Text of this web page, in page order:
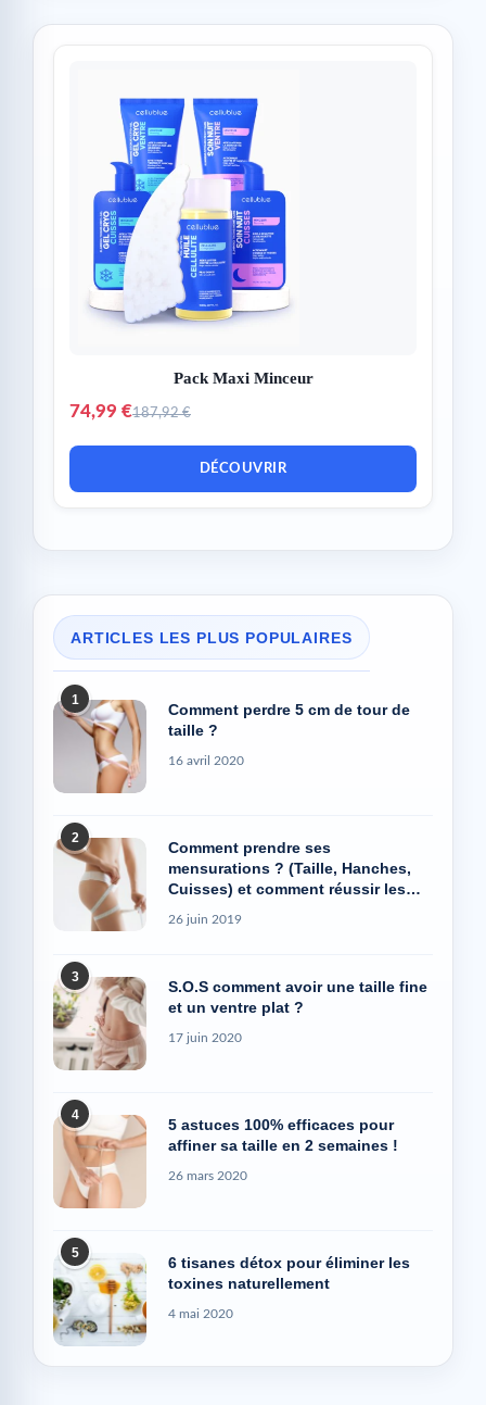
Pack Maxi Minceur
74,99 €187,92 €
DÉCOUVRIR
ARTICLES LES PLUS POPULAIRES
1
Comment perdre 5 cm de tour de
taille ?
16 avril 2020
2
Comment prendre ses
mensurations ? (Taille, Hanches,
Cuisses) et comment réussir les
26 juin 2019
3
S.O.S comment avoir une taille fine
et un ventre plat ?
17 juin 2020
4
5 astuces 100% efficaces pour
affiner sa taille en 2 semaines !
26 mars 2020
5
6 tisanes détox pour éliminer les
toxines naturellement
4 mai 2020